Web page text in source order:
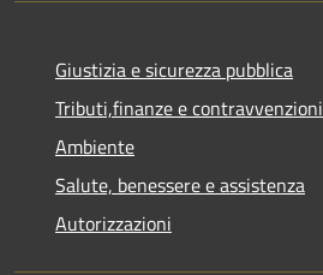
Giustizia e sicurezza pubblica
Tributi,finanze e contravvenzioni
Ambiente
Salute, benessere e assistenza
Autorizzazioni